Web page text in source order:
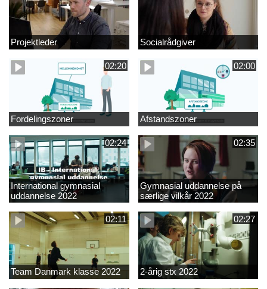
Projektleder Socialrådgiver
02:20
Fordelingszoner
02:00
Afstandszoner
02:24
International gymnasial
uddannelse 2022
02:35
Gymnasial uddannelse på
særlige vilkår 2022
02:11
Team Danmark klasse 2022
02:27
2-årig stx 2022